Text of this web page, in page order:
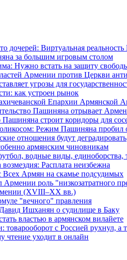
дочерей: Виртуальная
за большим игровым столом
Нужно встать на защиту
Армении против Церкви
угрозы для
как устроен рынок
Епархии Армянской
Пашиняна отрывает
Пашиняна строит коридоры для
Режим Пашиняна пробил
отношения будут деградировать
армянским чиновникам
водные виды, единоборства,
Расплата неизбежна
Армян на скамье подсудимых
роль "низкозатратного
(XVIII–XX вв.)
"вечного" правления
Ишханян о судилище в Баку
властью в армянском вилайете
с Россией рухнул, а
чтение уходит в онлайн